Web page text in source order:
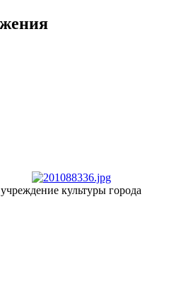
культуры города